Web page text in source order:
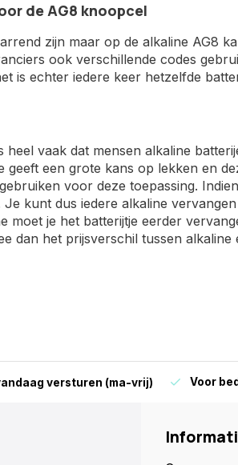
de AG8 knoopcel
zijn maar op de alkaline AG8
ook verschillende codes
is echter iedere keer hetzelfde
heel vaak dat mensen alkaline
geeft een grote kans op lekken en
voor deze toepassing.
Je kunt dus iedere alkaline
moet je het batterijtje eerder
dan het prijsverschil tussen
versturen (ma-vrij) Voor